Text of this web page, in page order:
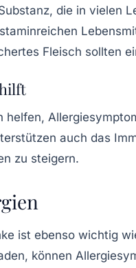
die in vielen
Fleisch sollten
helfen,
auch das
zu steigern.
ist ebenso wichtig
können